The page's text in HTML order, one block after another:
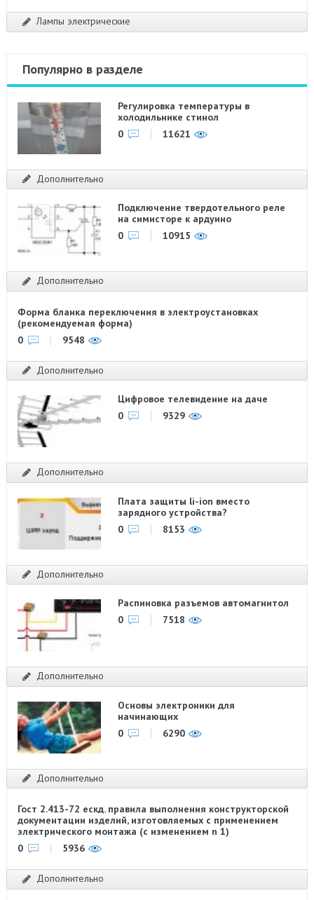
Лампы электрические
Популярно в разделе
Регулировка температуры в
холодильнике стинол
0
11621
Дополнительно
Подключение твердотельного реле
на симисторе к ардуино
0
10915
Дополнительно
Форма бланка переключения в электроустановках
(рекомендуемая форма)
0
9548
Дополнительно
Цифровое телевидение на даче
0
9329
Дополнительно
Плата защиты li-ion вместо
зарядного устройства?
0
8153
Дополнительно
Распиновка разъемов автомагнитол
0
7518
Дополнительно
Основы электроники для
начинающих
0
6290
Дополнительно
Гост 2.413-72 ескд. правила выполнения конструкторской
документации изделий, изготовляемых с применением
электрического монтажа (с изменением n 1)
0
5936
Дополнительно